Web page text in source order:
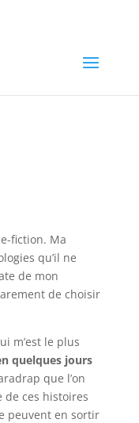
fiction. Ma
qu’il ne
de mon
de choisir
m’est le plus
quelques jours
que l’on
de ces histoires
peuvent en sortir